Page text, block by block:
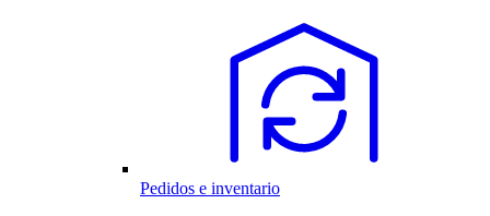
Pedidos e inventario